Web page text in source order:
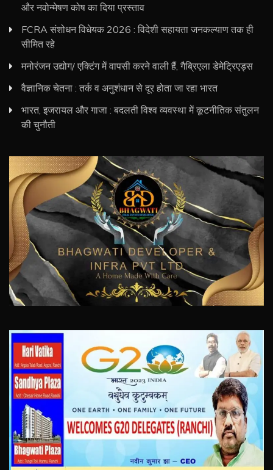
और नवोन्मेषण कोष का दिया प्रस्ताव
FCRA संशोधन विधेयक 2026 : विदेशी सहायता जनकल्याण तक ही
सीमित रहे
मनोरंजन उद्योग/ एक्टिंग में वापसी करने वाली हैं, गैब्रिएला डेमेट्रिएड्स
वैज्ञानिक चेतना : तर्क व अनुशंधान से दूर होता जा रहा भारत
भारत, इजरायल और गाजा : बदलती विश्व व्यवस्था में कूटनीतिक संतुलन
की चुनौती